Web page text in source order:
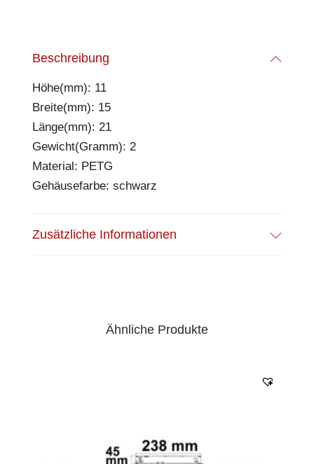
Beschreibung
Höhe(mm): 11
Breite(mm): 15
Länge(mm): 21
Gewicht(Gramm): 2
Material: PETG
Gehäusefarbe: schwarz
Zusätzliche Informationen
Ähnliche Produkte